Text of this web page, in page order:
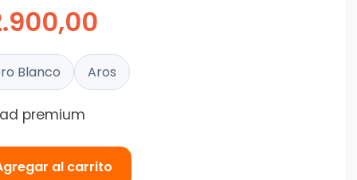
Blanco Aros
premium
al carrito